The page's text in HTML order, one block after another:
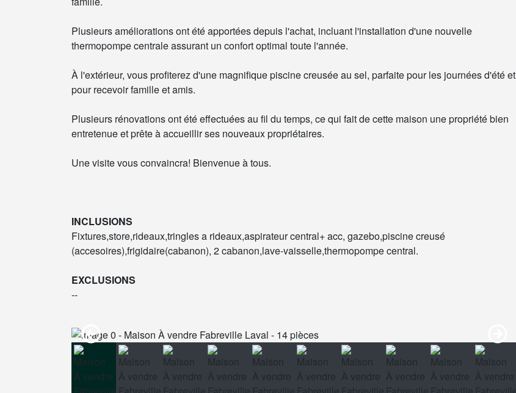
Plusieurs améliorations ont été apportées depuis l'achat, incluant l'installation d'une nouvelle
thermopompe centrale assurant un confort optimal toute l'année.
À l'extérieur, vous profiterez d'une magnifique piscine creusée au sel, parfaite pour les journées d'été et
pour recevoir famille et amis.
Plusieurs rénovations ont été effectuées au fil du temps, ce qui fait de cette maison une propriété bien
entretenue et prête à accueillir ses nouveaux propriétaires.
Une visite vous convaincra! Bienvenue à tous.
INCLUSIONS
Fixtures,store,rideaux,tringles a rideaux,aspirateur central+ acc, gazebo,piscine creusé
(accesoires),frigidaire(cabanon), 2 cabanon,lave-vaisselle,thermopompe central.
EXCLUSIONS
--